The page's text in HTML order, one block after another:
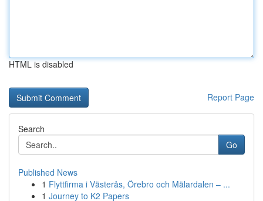
HTML is disabled
Report Page
Search
Go
Published News
1 Flyttfirma i Västerås, Örebro och Mälardalen – ...
1 Journey to K2 Papers